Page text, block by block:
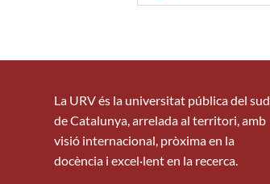
La URV és la universitat pública del sud
de Catalunya, arrelada al territori, amb
visió internacional, pròxima en la
docència i excel·lent en la recerca.